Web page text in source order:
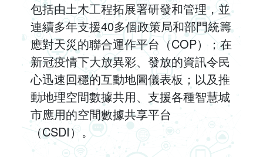
包括由土木工程拓展署研發和管理，並
連續多年支援40多個政策局和部門統籌
應對天災的聯合運作平台（COP）；在
新冠疫情下大放異彩、發放的資訊令民
心迅速回穩的互動地圖儀表板；以及推
動地理空間數據共用、支援各種智慧城
市應用的空間數據共享平台
（CSDI）。